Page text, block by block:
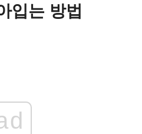
입는 방법